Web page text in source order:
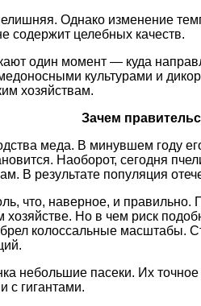
Однако изменение
содержит целебных качеств.
один момент — куда
культурами и
хозяйствам.
Зачем
меда. В минувшем году
Наоборот, сегодня
В результате популяция
что, наверное, и
Но в чем риск
колоссальные
небольшие пасеки. Их
с гигантами.